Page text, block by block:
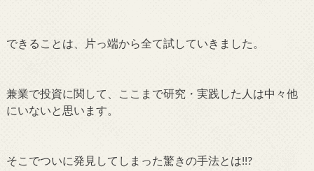
できることは、片っ端から全て試していきました。
兼業で投資に関して、ここまで研究・実践した人は中々他
にいないと思います。
そこでついに発見してしまった驚きの手法とは!!?